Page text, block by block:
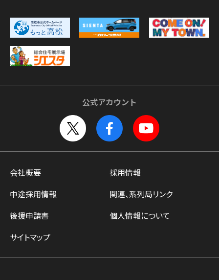
公式アカウント
会社概要
採用情報
中途採用情報
関連、系列局リンク
後援申請書
個人情報について
サイトマップ